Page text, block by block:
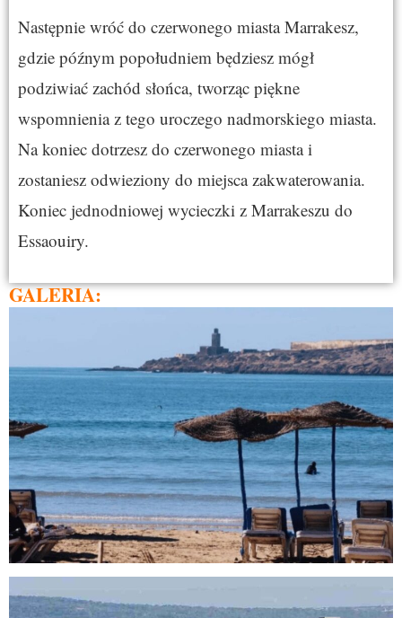
Następnie wróć do czerwonego miasta Marrakesz,
gdzie późnym popołudniem będziesz mógł
podziwiać zachód słońca, tworząc piękne
wspomnienia z tego uroczego nadmorskiego miasta.
Na koniec dotrzesz do czerwonego miasta i
zostaniesz odwieziony do miejsca zakwaterowania.
Koniec jednodniowej wycieczki z Marrakeszu do
Essaouiry.
GALERIA: